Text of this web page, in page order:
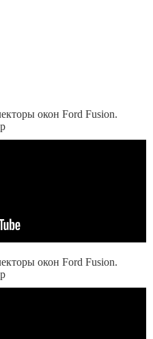
окон Ford Fusion.
окон Ford Fusion.